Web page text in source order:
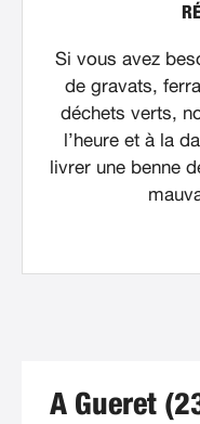
Si vous avez
de gravats,
déchets verts,
l’heure et à la
livrer une benne
A Gueret